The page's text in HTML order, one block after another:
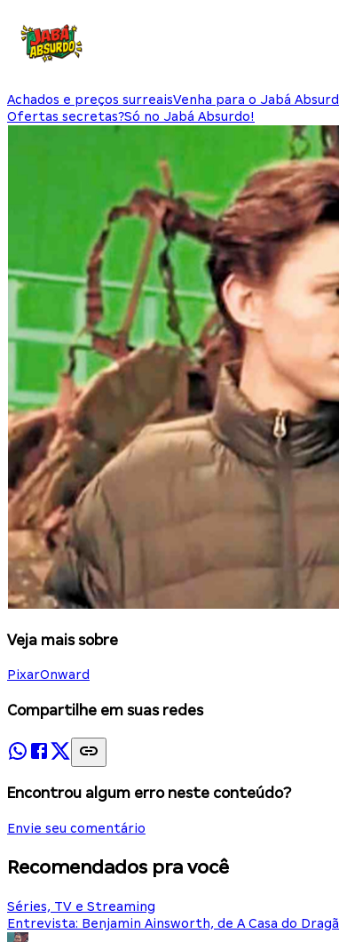
Achados e preços surreaisVenha para o Jabá
Ofertas secretas?Só no Jabá Absurdo!
Veja mais sobre
PixarOnward
Compartilhe em suas redes
Encontrou algum erro neste conteúdo?
Envie seu comentário
Recomendados pra você
Séries, TV e Streaming
Entrevista: Benjamin Ainsworth, de A Casa do